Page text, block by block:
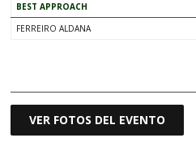
BEST APPROACH
FERREIRO ALDANA
VER FOTOS DEL EVENTO